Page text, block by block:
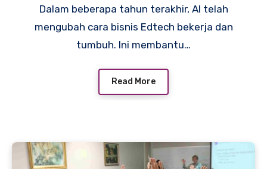
Dalam beberapa tahun terakhir, AI telah
mengubah cara bisnis Edtech bekerja dan
tumbuh. Ini membantu…
Read More